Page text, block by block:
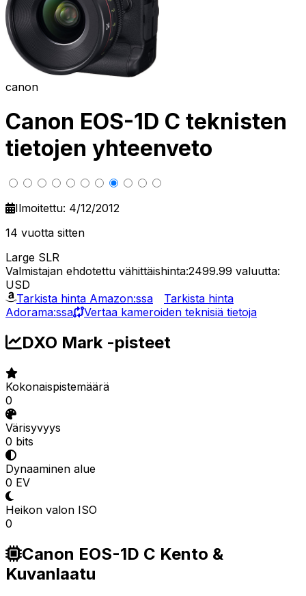
canon
Canon EOS-1D C teknisten
tietojen yhteenveto
Ilmoitettu: 4/12/2012
14 vuotta sitten
Large SLR
Valmistajan ehdotettu vähittäishinta:2499.99 valuutta:
USD
Tarkista hinta Amazon:ssa
Tarkista hinta
Adorama:ssa
Vertaa kameroiden teknisiä tietoja
DXO Mark -pisteet
Kokonaispistemäärä
0
Värisyvyys
0 bits
Dynaaminen alue
0 EV
Heikon valon ISO
0
Canon EOS-1D C Kento &
Kuvanlaatu